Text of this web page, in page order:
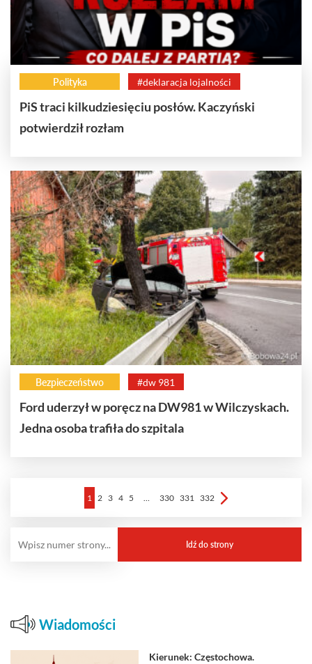
Polityka #deklaracja lojalności
PiS traci kilkudziesięciu posłów. Kaczyński
potwierdził rozłam
Bezpieczeństwo #dw 981
Ford uderzył w poręcz na DW981 w Wilczyskach.
Jedna osoba trafiła do szpitala
1 2 3 4 5 … 330 331 332
Wiadomości
Kierunek: Częstochowa.